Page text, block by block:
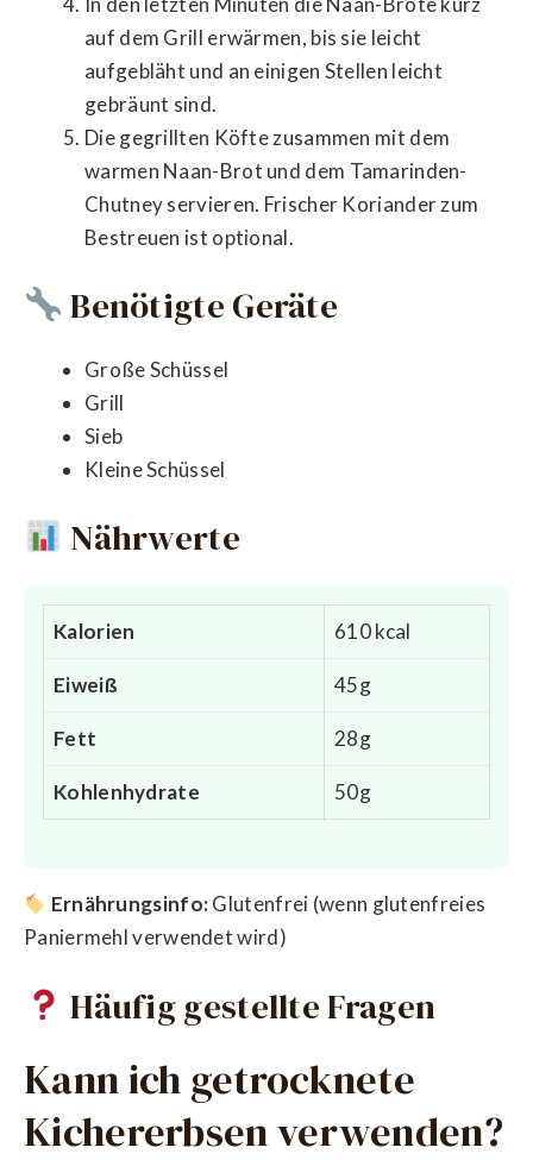
auf dem Grill erwärmen, bis sie leicht
aufgebläht und an einigen Stellen leicht
gebräunt sind.
Die gegrillten Köfte zusammen mit dem
warmen Naan-Brot und dem Tamarinden-
Chutney servieren. Frischer Koriander zum
Bestreuen ist optional.
Benötigte Geräte
Große Schüssel
Grill
Sieb
Kleine Schüssel
Nährwerte
Kalorien 610 kcal
Eiweiß 45g
Fett 28g
Kohlenhydrate 50g
Ernährungsinfo:Glutenfrei (wenn glutenfreies
Paniermehl verwendet wird)
Häufig gestellte Fragen
Kann ich getrocknete
Kichererbsen verwenden?